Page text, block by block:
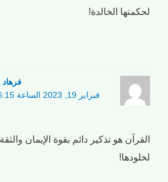
لحكمتها الخالدة!
فرهاد
فبراير 19, 2023 الساعة 6:15 ص
القرآن هو تذكير دائم بقوة الإيمان
لخلودها!